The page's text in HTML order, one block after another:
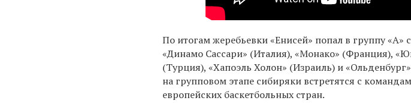
По итогам жеребьевки «Енисей» попал в группу
«Динамо Сассари» (Италия), «Монако» (Франция),
(Турция), «Хапоэль Холон» (Израиль) и
на групповом этапе сибиряки встретятся с
европейских баскетбольных стран.